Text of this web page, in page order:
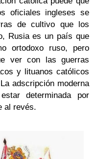
oficiales ingleses se
de cultivo que los
Rusia es un país que
ortodoxo ruso, pero
ver con las guerras
y lituanos católicos
adscripción moderna
determinada por
al revés.